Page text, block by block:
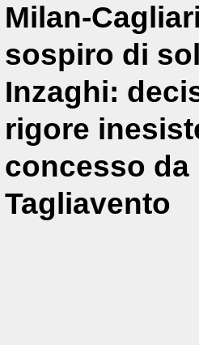
Milan-
sospiro di
Inzaghi:
rigore
concesso da
Tagliavento